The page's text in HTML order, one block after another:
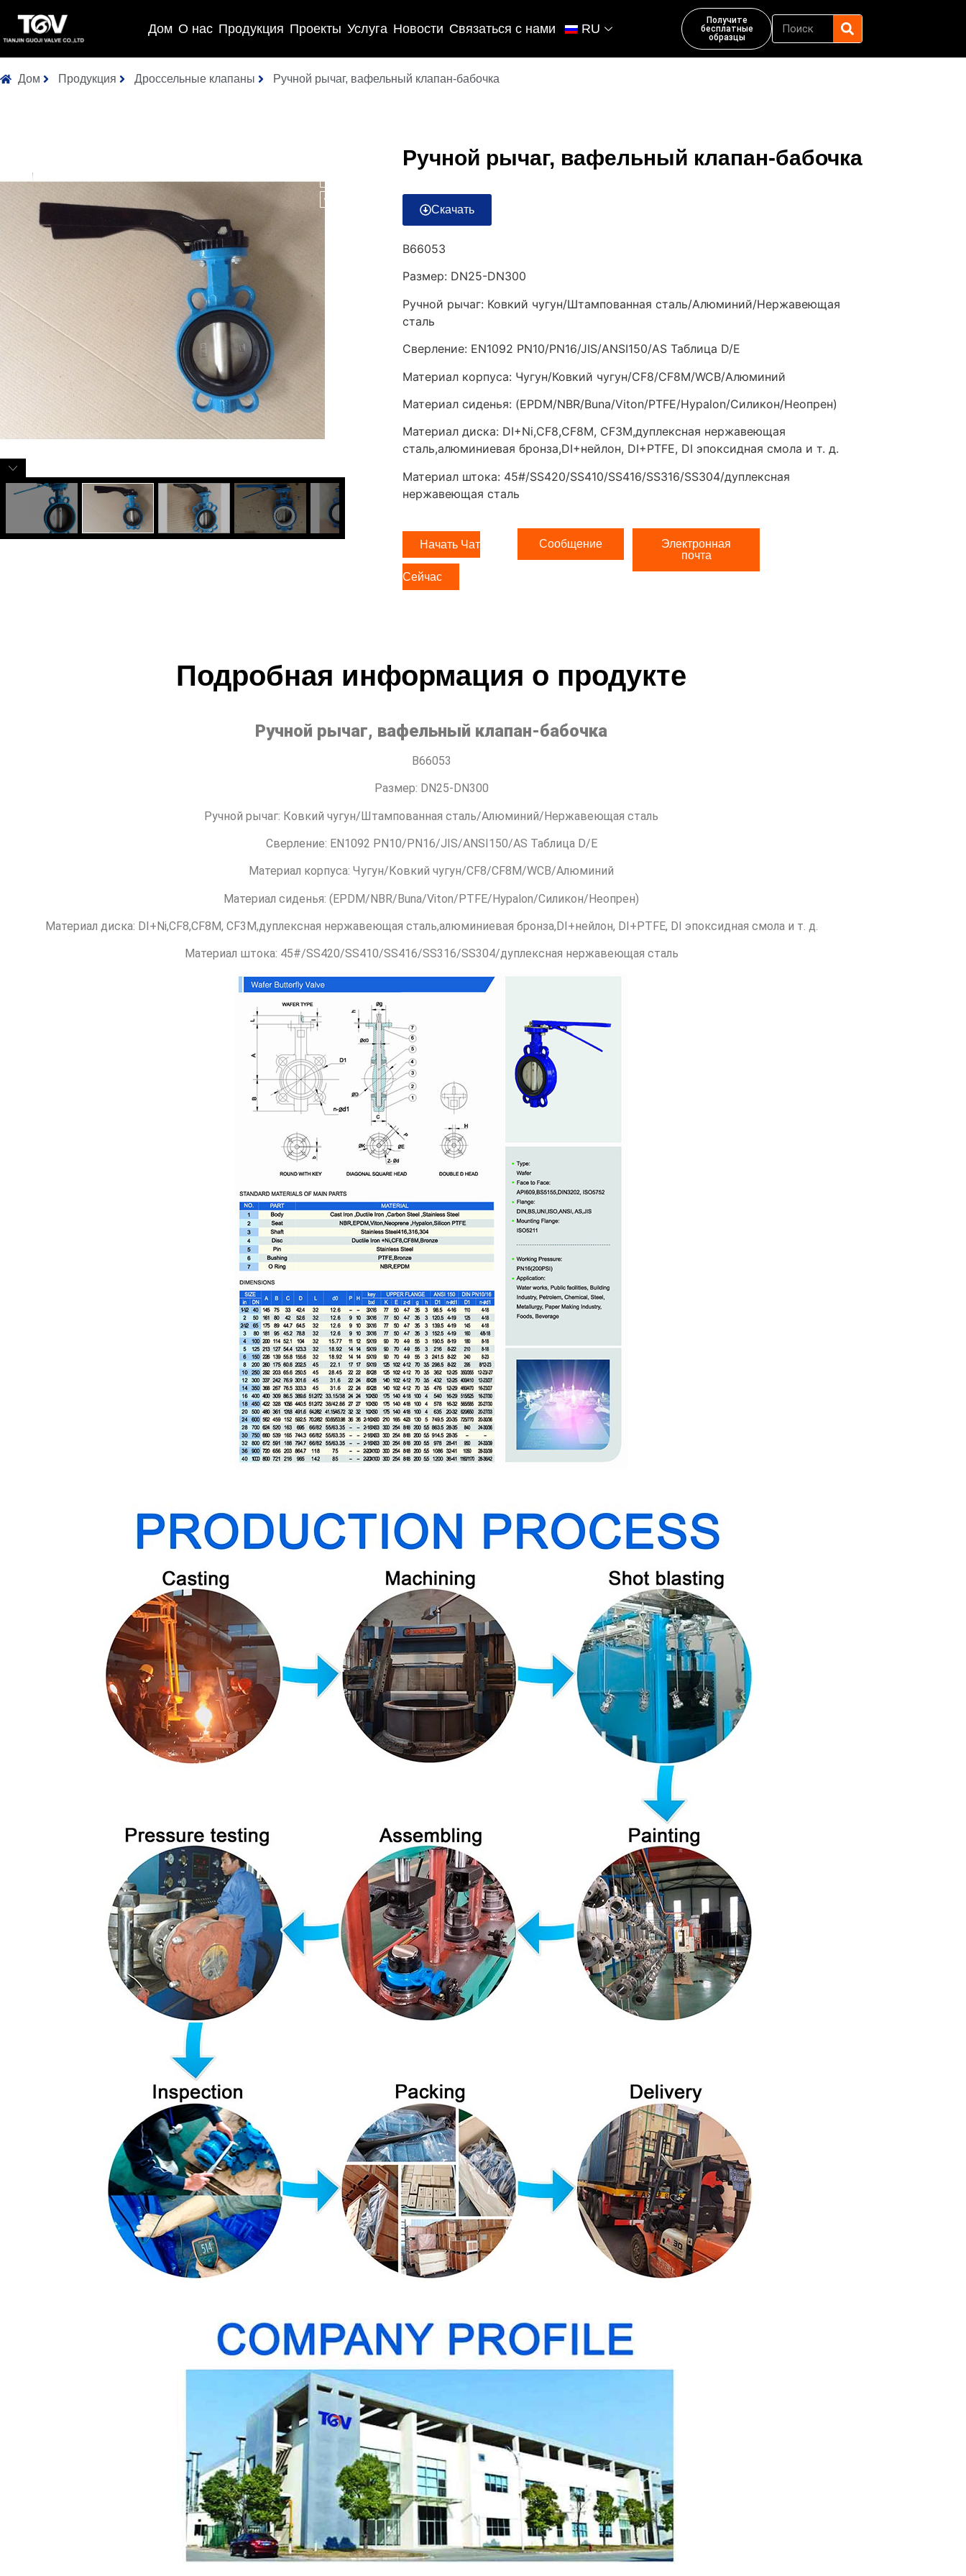
Дом О нас Продукция Проекты Услуга Новости Связаться с нами RU
Получите
бесплатные
образцы
Дом Продукция Дроссельные клапаны Ручной рычаг, вафельный клапан-бабочка
Ручной рычаг, вафельный клапан-бабочка
Скачать
B66053
Размер: DN25-DN300
Ручной рычаг: Ковкий чугун/Штампованная сталь/Алюминий/Нержавеющая
сталь
Сверление: EN1092 PN10/PN16/JIS/ANSI150/AS Таблица D/E
Материал корпуса: Чугун/Ковкий чугун/CF8/CF8M/WCB/Алюминий
Материал сиденья: (EPDM/NBR/Buna/Viton/PTFE/Hypalon/Силикон/Неопрен)
Материал диска: DI+Ni,CF8,CF8M, CF3M,дуплексная нержавеющая
сталь,алюминиевая бронза,DI+нейлон, DI+PTFE, DI эпоксидная смола и т. д.
Материал штока: 45#/SS420/SS410/SS416/SS316/SS304/дуплексная
нержавеющая сталь
Начать Чат
Сейчас
Сообщение
Электронная
почта
Подробная информация о продукте
Ручной рычаг, вафельный клапан-бабочка
B66053
Размер: DN25-DN300
Ручной рычаг: Ковкий чугун/Штампованная сталь/Алюминий/Нержавеющая сталь
Сверление: EN1092 PN10/PN16/JIS/ANSI150/AS Таблица D/E
Материал корпуса: Чугун/Ковкий чугун/CF8/CF8M/WCB/Алюминий
Материал сиденья: (EPDM/NBR/Buna/Viton/PTFE/Hypalon/Силикон/Неопрен)
Материал диска: DI+Ni,CF8,CF8M, CF3M,дуплексная нержавеющая сталь,алюминиевая бронза,DI+нейлон, DI+PTFE, DI эпоксидная смола и т. д.
Материал штока: 45#/SS420/SS410/SS416/SS316/SS304/дуплексная нержавеющая сталь